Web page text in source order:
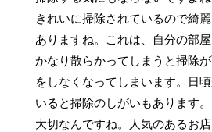
きれいに掃除されているので綺
ありますね。これは、自分の部屋
かなり散らかってしまうと掃除
をしなくなってしまいます。日
いると掃除のしがいもあります
大切なんですね。人気のあるお